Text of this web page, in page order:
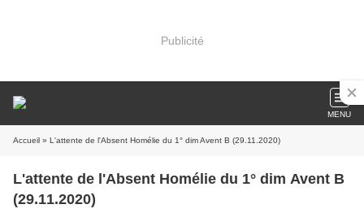
Publicité
MENU
Accueil » L'attente de l'Absent Homélie du 1° dim Avent B (29.11.2020)
L'attente de l'Absent Homélie du 1° dim Avent B
(29.11.2020)